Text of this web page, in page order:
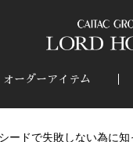
オーダーアイテム
ードで失敗しない為に知